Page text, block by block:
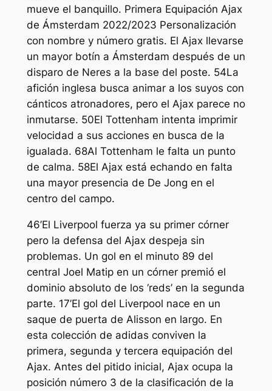
mueve el banquillo. Primera Equipación Ajax
de Ámsterdam 2022/2023 Personalización
con nombre y número gratis. El Ajax llevarse
un mayor botín a Ámsterdam después de un
disparo de Neres a la base del poste. 54La
afición inglesa busca animar a los suyos con
cánticos atronadores, pero el Ajax parece no
inmutarse. 50El Tottenham intenta imprimir
velocidad a sus acciones en busca de la
igualada. 68Al Tottenham le falta un punto
de calma. 58El Ajax está echando en falta
una mayor presencia de De Jong en el
centro del campo.
46’El Liverpool fuerza ya su primer córner
pero la defensa del Ajax despeja sin
problemas. Un gol en el minuto 89 del
central Joel Matip en un córner premió el
dominio absoluto de los ‘reds’ en la segunda
parte. 17’El gol del Liverpool nace en un
saque de puerta de Alisson en largo. En
esta colección de adidas conviven la
primera, segunda y tercera equipación del
Ajax. Antes del pitido inicial, Ajax ocupa la
posición número 3 de la clasificación de la